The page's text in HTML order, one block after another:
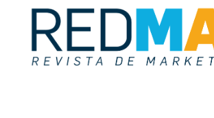
principal
Contenido
principal
Barra
lateral